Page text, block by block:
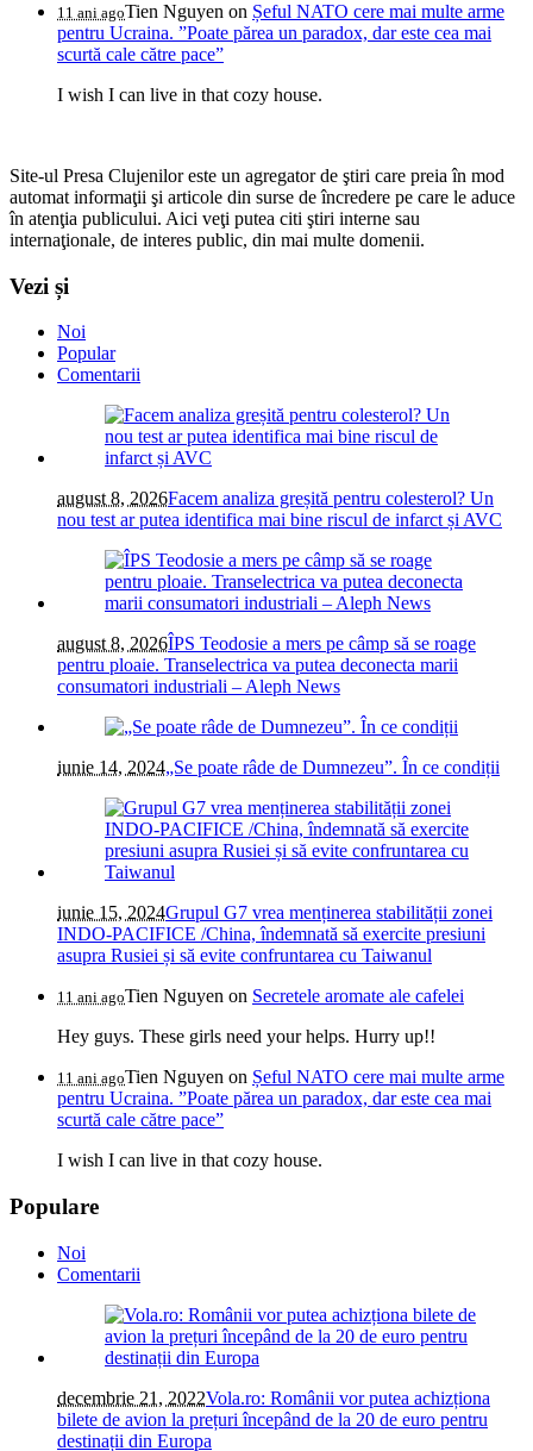
11 ani agoTien Nguyen on Șeful NATO cere mai multe arme
pentru Ucraina. ”Poate părea un paradox, dar este cea mai
scurtă cale către pace”
I wish I can live in that cozy house.
Site-ul Presa Clujenilor este un agregator de ştiri care preia în mod
automat informaţii şi articole din surse de încredere pe care le aduce
în atenţia publicului. Aici veţi putea citi ştiri interne sau
internaţionale, de interes public, din mai multe domenii.
Vezi și
Noi
Popular
Comentarii
august 8, 2026Facem analiza greșită pentru colesterol? Un
nou test ar putea identifica mai bine riscul de infarct și AVC
august 8, 2026ÎPS Teodosie a mers pe câmp să se roage
pentru ploaie. Transelectrica va putea deconecta marii
consumatori industriali – Aleph News
iunie 14, 2024„Se poate râde de Dumnezeu”. În ce condiții
iunie 15, 2024Grupul G7 vrea menținerea stabilității zonei
INDO-PACIFICE /China, îndemnată să exercite presiuni
asupra Rusiei și să evite confruntarea cu Taiwanul
11 ani agoTien Nguyen on Secretele aromate ale cafelei
Hey guys. These girls need your helps. Hurry up!!
11 ani agoTien Nguyen on Șeful NATO cere mai multe arme
pentru Ucraina. ”Poate părea un paradox, dar este cea mai
scurtă cale către pace”
I wish I can live in that cozy house.
Populare
Noi
Comentarii
decembrie 21, 2022Vola.ro: Românii vor putea achizționa
bilete de avion la prețuri începând de la 20 de euro pentru
destinații din Europa